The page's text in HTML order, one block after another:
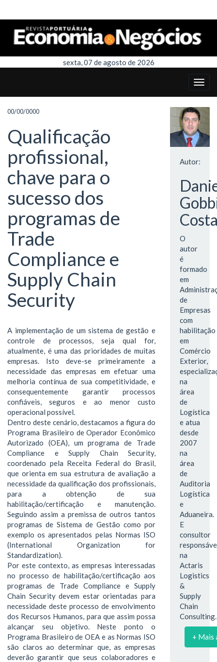
sexta, 07 de agosto de 2026
00/00/0000
Qualificação
profissional,
chave para o
sucesso dos
programas de
Trade
Compliance e
Supply Chain
Security
A implementação de um sistema de gestão e
controle de processos, seja qual for,
atualmente, é uma das prioridades de muitas
empresas. Isto deve-se primeiramente a
necessidade das empresas em efetuar uma
melhoria contínua de sua competitividade, e
consequentemente garantir processos
confiáveis, seguros e ao menor custo
operacional possível.
Dentro deste cenário, destacamos a figura do
Programa Brasileiro de Operador Econômico
Autorizado (OEA), um programa de Trade
Compliance e Supply Chain Security,
coordenado pela Receita Federal do Brasil,
que orienta em sua estrutura de avaliação a
necessidade da qualificação dos profissionais,
para a obtenção de sua
habilitação/certificação e manutenção.
Seguindo assim a premissa de outros tantos
programas de Sistema de Gestão como por
exemplo os apresentados pelas Normas ISO
(International Organization for
Standardization).
Por este contexto, as empresas interessadas
no processo de habilitação/certificação aos
programas de Trade Compliance e Supply
Chain Security devem estar orientadas para
necessidade deste processo de envolvimento
dos Recursos Humanos, para que assim possa
alcançar seu objetivo. Neste ponto o
Programa Brasileiro de OEA e as Normas ISO
são claros ao determinar que, as empresas
deverão garantir que seus colaboradores e
Autor:
O
autor
é
formado
em
de
Empresas
com
habilitação
em
Comércio
Exterior,
na
área
de
Logística
e atua
desde
2007
na
área
de
Auditoria
Logística
e
Aduaneira.
E
consultor
na
Actaris
Logistics
&
Supply
Chain
Consulting.
+ Mais